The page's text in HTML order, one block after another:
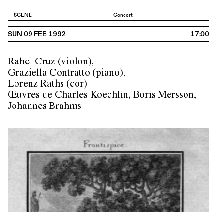
SCENE Concert
SUN 09 FEB 1992 17:00
Rahel Cruz (violon),
Graziella Contratto (piano),
Lorenz Raths (cor)
Œuvres de Charles Koechlin, Boris Mersson,
Johannes Brahms